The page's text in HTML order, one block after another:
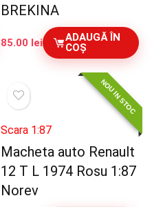
BREKINA
85.00 lei
ADAUGĂ ÎN
COȘ
NOU IN STOC
Scara 1:87
Macheta auto Renault
12 T L 1974 Rosu 1:87
Norev